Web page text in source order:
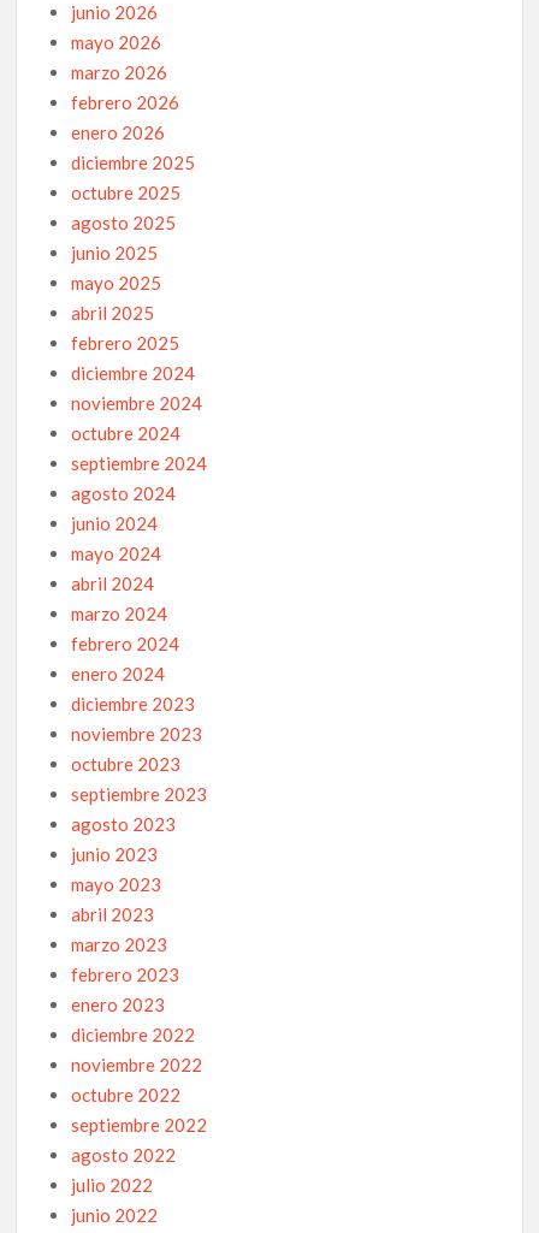
junio 2026
mayo 2026
marzo 2026
febrero 2026
enero 2026
diciembre 2025
octubre 2025
agosto 2025
junio 2025
mayo 2025
abril 2025
febrero 2025
diciembre 2024
noviembre 2024
octubre 2024
septiembre 2024
agosto 2024
junio 2024
mayo 2024
abril 2024
marzo 2024
febrero 2024
enero 2024
diciembre 2023
noviembre 2023
octubre 2023
septiembre 2023
agosto 2023
junio 2023
mayo 2023
abril 2023
marzo 2023
febrero 2023
enero 2023
diciembre 2022
noviembre 2022
octubre 2022
septiembre 2022
agosto 2022
julio 2022
junio 2022